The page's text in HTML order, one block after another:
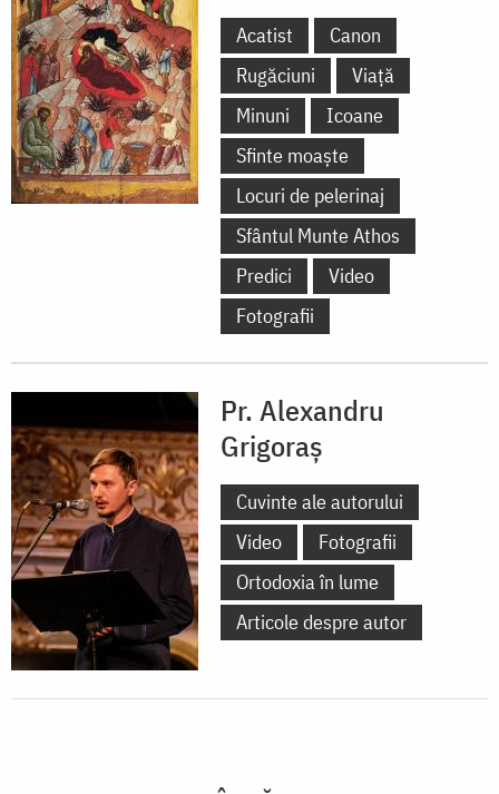
Acatist
Canon
Rugăciuni
Viață
Minuni
Icoane
Sfinte moaște
Locuri de pelerinaj
Sfântul Munte Athos
Predici
Video
Fotografii
Pr. Alexandru
Grigoraș
Cuvinte ale autorului
Video
Fotografii
Ortodoxia în lume
Articole despre autor